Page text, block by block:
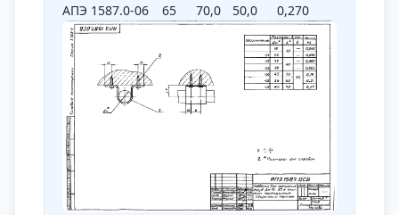
АПЭ 1587.0-06
65 70,0 50,0 0,270